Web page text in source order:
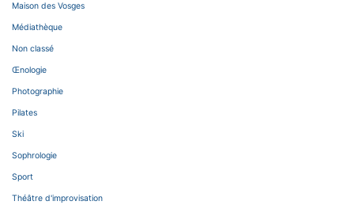
Maison des Vosges
Médiathèque
Non classé
Œnologie
Photographie
Pilates
Ski
Sophrologie
Sport
Théâtre d'improvisation